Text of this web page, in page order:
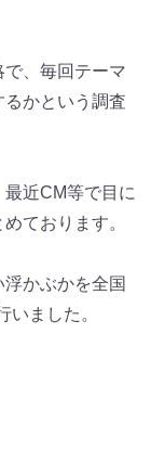
、毎回テーマ
かという調査
近CM等で目に
ております。
かぶかを全国
ました。